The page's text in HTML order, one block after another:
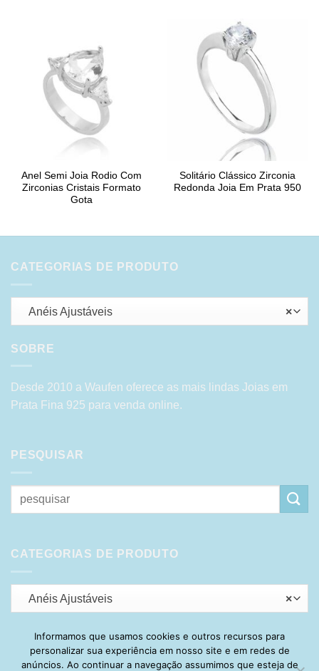
Anel Semi Joia Rodio Com
Zirconias Cristais Formato
Gota
Solitário Clássico Zirconia
Redonda Joia Em Prata 950
CATEGORIAS DE PRODUTO
×
Anéis Ajustáveis
SOBRE
Desde 2010 a Waufen oferece as mais lindas Joias em
Prata Fina 925 para venda online.
PESQUISAR
Pesquisar
por:
CATEGORIAS DE PRODUTO
×
Anéis Ajustáveis
Visa PayPal Stripe MasterCard
Cash
On
Informamos que usamos cookies e outros recursos para
personalizar sua experiência em nosso site e em redes de
anúncios. Ao continuar a navegação assumimos que esteja de